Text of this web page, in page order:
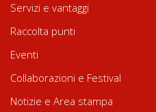
Servizi e vantaggi
Raccolta punti
Eventi
Collaborazioni e Festival
Notizie e Area stampa